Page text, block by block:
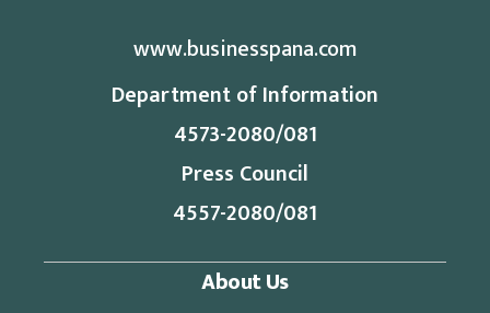
www.businesspana.com
Department of Information
4573-2080/081
Press Council
4557-2080/081
About Us